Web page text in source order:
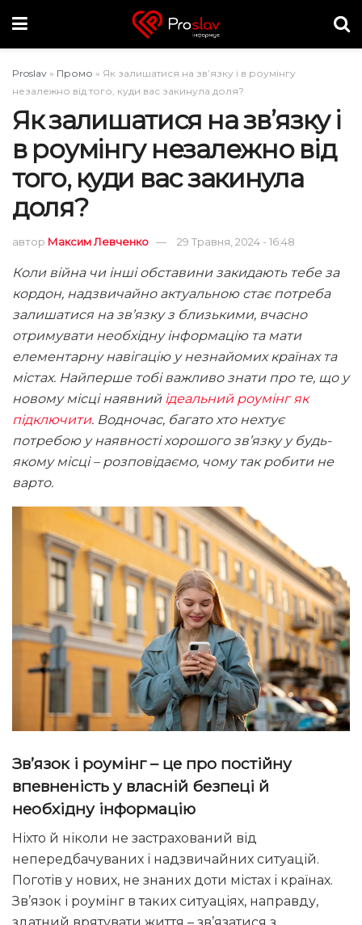
Proslav » Промо » Як залишатися на зв’язку і в роумінгу
незалежно від того, куди вас закинула доля?
Як залишатися на зв’язку і
в роумінгу незалежно від
того, куди вас закинула
доля?
автор Максим Левченко 29 Травня, 2024 - 16:48
Коли війна чи інші обставини закидають тебе за
кордон, надзвичайно актуальною стає потреба
залишатися на зв’язку з близькими, вчасно
отримувати необхідну інформацію та мати
елементарну навігацію у незнайомих країнах та
містах. Найперше тобі важливо знати про те, що у
новому місці наявний ідеальний роумінг як
підключити. Водночас, багато хто нехтує
потребою у наявності хорошого зв’язку у будь-
якому місці – розповідаємо, чому так робити не
варто.
Зв’язок і роумінг – це про постійну
впевненість у власній безпеці й
необхідну інформацію
Ніхто й ніколи не застрахований від
непередбачуваних і надзвичайних ситуацій.
Поготів у нових, не знаних доти містах і країнах.
Зв’язок і роумінг в таких ситуаціях, направду,
здатний врятувати життя – зв’язатися з